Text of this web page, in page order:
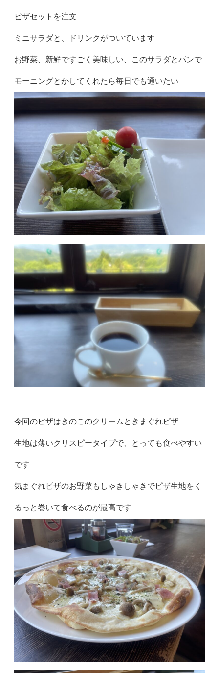
ピザセットを注文
ミニサラダと、ドリンクがついています
お野菜、新鮮ですごく美味しい、このサラダとパンで
モーニングとかしてくれたら毎日でも通いたい
今回のピザはきのこのクリームときまぐれピザ
生地は薄いクリスピータイプで、とっても食べやすい
です
気まぐれピザのお野菜もしゃきしゃきでピザ生地をく
るっと巻いて食べるのが最高です